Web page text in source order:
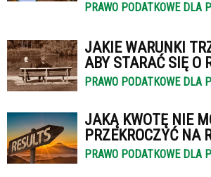
PRAWO PODATKOWE DLA
JAKIE WARUNKI
ABY STARAĆ SIĘ O
PRAWO PODATKOWE DLA
JAKĄ KWOTĘ NIE
PRZEKROCZYĆ NA
PRAWO PODATKOWE DLA